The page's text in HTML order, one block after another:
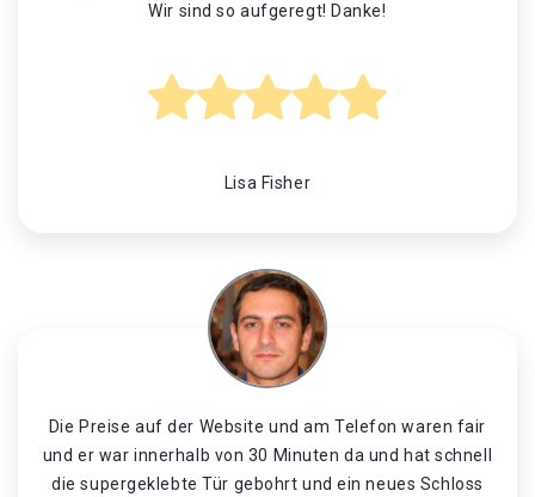
Wir sind so aufgeregt! Danke!
Lisa Fisher
Die Preise auf der Website und am Telefon waren fair
und er war innerhalb von 30 Minuten da und hat schnell
die supergeklebte Tür gebohrt und ein neues Schloss